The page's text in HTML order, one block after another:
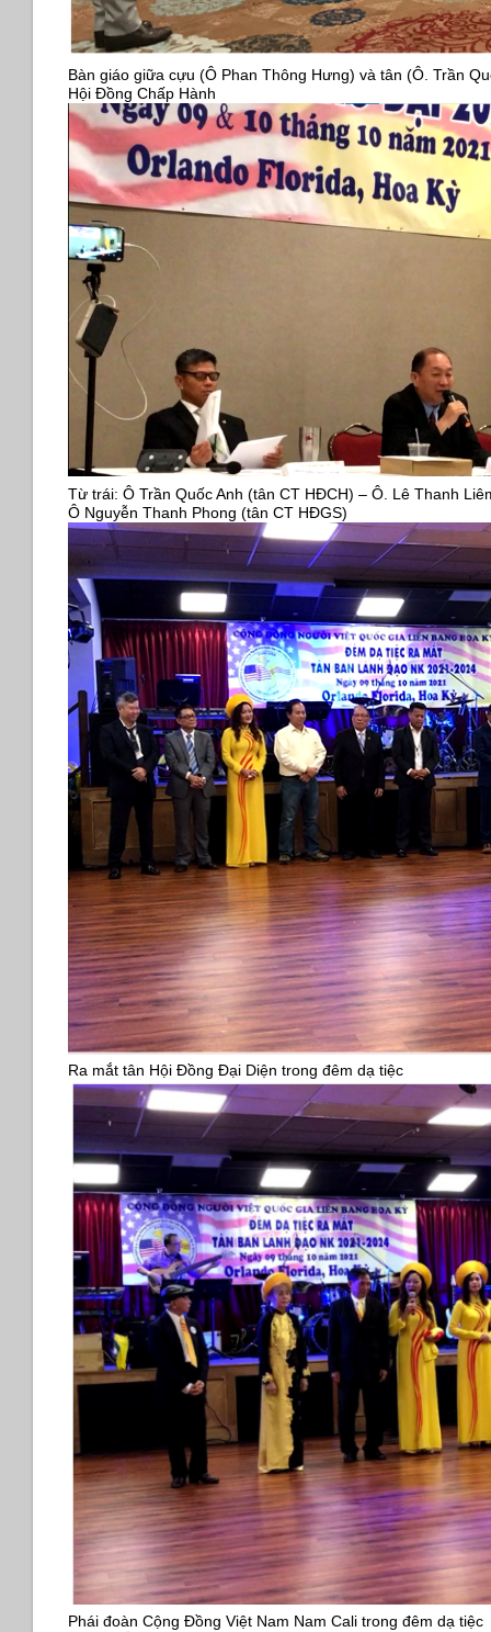
Bàn giáo giữa cựu (Ô Phan Thông Hưng) và tân (Ô. Trần
Hội Đồng Chấp Hành
Từ trái: Ô Trần Quốc Anh (tân CT HĐCH) – Ô. Lê Thanh
Ô Nguyễn Thanh Phong (tân CT HĐGS)
Ra mắt tân Hội Đồng Đại Diện trong đêm dạ tiệc
Phái đoàn Cộng Đồng Việt Nam Nam Cali trong đêm dạ tiệc